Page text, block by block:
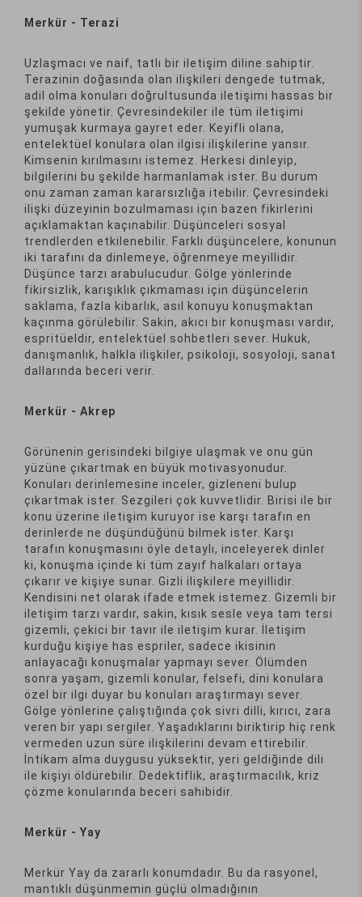
Merkür - Terazi
Uzlaşmacı ve naif, tatlı bir iletişim diline sahiptir.
Terazinin doğasında olan ilişkileri dengede tutmak,
adil olma konuları doğrultusunda iletişimi hassas bir
şekilde yönetir. Çevresindekiler ile tüm iletişimi
yumuşak kurmaya gayret eder. Keyifli olana,
entelektüel konulara olan ilgisi ilişkilerine yansır.
Kimsenin kırılmasını istemez. Herkesi dinleyip,
bilgilerini bu şekilde harmanlamak ister. Bu durum
onu zaman zaman kararsızlığa itebilir. Çevresindeki
ilişki düzeyinin bozulmaması için bazen fikirlerini
açıklamaktan kaçınabilir. Düşünceleri sosyal
trendlerden etkilenebilir. Farklı düşüncelere, konunun
iki tarafını da dinlemeye, öğrenmeye meyillidir.
Düşünce tarzı arabulucudur. Gölge yönlerinde
fikirsizlik, karışıklık çıkmaması için düşüncelerin
saklama, fazla kibarlık, asıl konuyu konuşmaktan
kaçınma görülebilir. Sakin, akıcı bir konuşması vardır,
espritüeldir, entelektüel sohbetleri sever. Hukuk,
danışmanlık, halkla ilişkiler, psikoloji, sosyoloji, sanat
dallarında beceri verir.
Merkür - Akrep
Görünenin gerisindeki bilgiye ulaşmak ve onu gün
yüzüne çıkartmak en büyük motivasyonudur.
Konuları derinlemesine inceler, gizleneni bulup
çıkartmak ister. Sezgileri çok kuvvetlidir. Birisi ile bir
konu üzerine iletişim kuruyor ise karşı tarafın en
derinlerde ne düşündüğünü bilmek ister. Karşı
tarafın konuşmasını öyle detaylı, inceleyerek dinler
ki, konuşma içinde ki tüm zayıf halkaları ortaya
çıkarır ve kişiye sunar. Gizli ilişkilere meyillidir.
Kendisini net olarak ifade etmek istemez. Gizemli bir
iletişim tarzı vardır, sakin, kısık sesle veya tam tersi
gizemli, çekici bir tavır ile iletişim kurar. İletişim
kurduğu kişiye has espriler, sadece ikisinin
anlayacağı konuşmalar yapmayı sever. Ölümden
sonra yaşam, gizemli konular, felsefi, dini konulara
özel bir ilgi duyar bu konuları araştırmayı sever.
Gölge yönlerine çalıştığında çok sivri dilli, kırıcı, zara
veren bir yapı sergiler. Yaşadıklarını biriktirip hiç renk
vermeden uzun süre ilişkilerini devam ettirebilir.
İntikam alma duygusu yüksektir, yeri geldiğinde dili
ile kişiyi öldürebilir. Dedektiflik, araştırmacılık, kriz
çözme konularında beceri sahibidir.
Merkür - Yay
Merkür Yay da zararlı konumdadır. Bu da rasyonel,
mantıklı düşünmemin güçlü olmadığının